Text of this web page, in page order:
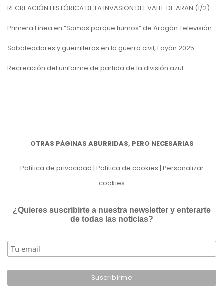
RECREACIÓN HISTÓRICA DE LA INVASIÓN DEL VALLE DE ARÁN (1/2)
Primera Línea en “Somos porque fuimos” de Aragón Televisión
Saboteadores y guerrilleros en la guerra civil, Fayón 2025
Recreación del uniforme de partida de la división azul.
OTRAS PÁGINAS ABURRIDAS, PERO NECESARIAS
Política de privacidad | Política de cookies | Personalizar
cookies
¿Quieres suscribirte a nuestra newsletter y enterarte
de todas las noticias?